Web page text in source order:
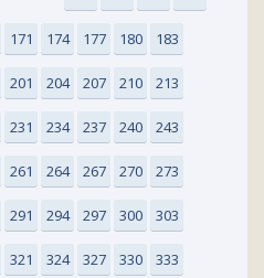
171 174 177 180 183
201 204 207 210 213
231 234 237 240 243
261 264 267 270 273
291 294 297 300 303
321 324 327 330 333